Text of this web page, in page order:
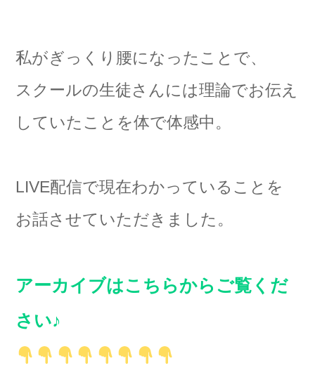
私がぎっくり腰になったことで、
スクールの生徒さんには理論でお伝え
していたことを体で体感中。
LIVE配信で現在わかっていることを
お話させていただきました。
アーカイブはこちらからご覧くだ
さい♪